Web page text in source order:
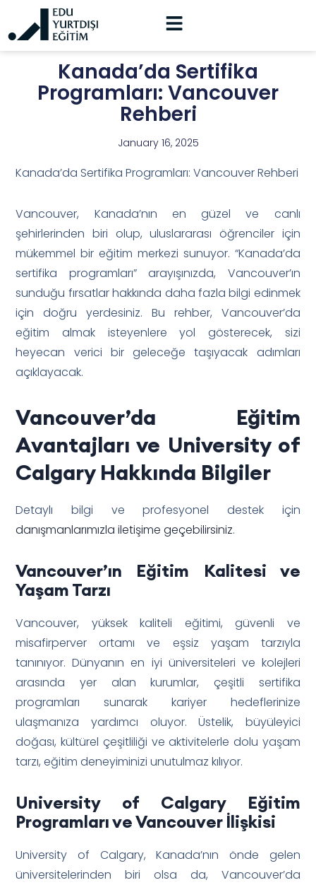
Kanada’da Sertifika
Programları: Vancouver
Rehberi
January 16, 2025
Kanada’da Sertifika Programları: Vancouver Rehberi
Vancouver, Kanada’nın en güzel ve canlı
şehirlerinden biri olup, uluslararası öğrenciler için
mükemmel bir eğitim merkezi sunuyor. “Kanada’da
sertifika programları” arayışınızda, Vancouver’ın
sunduğu fırsatlar hakkında daha fazla bilgi edinmek
için doğru yerdesiniz. Bu rehber, Vancouver’da
eğitim almak isteyenlere yol gösterecek, sizi
heyecan verici bir geleceğe taşıyacak adımları
açıklayacak.
Vancouver’da Eğitim
Avantajları ve University of
Calgary Hakkında Bilgiler
Detaylı bilgi ve profesyonel destek için
danışmanlarımızla iletişime geçebilirsiniz.
Vancouver’ın Eğitim Kalitesi ve
Yaşam Tarzı
Vancouver, yüksek kaliteli eğitimi, güvenli ve
misafirperver ortamı ve eşsiz yaşam tarzıyla
tanınıyor. Dünyanın en iyi üniversiteleri ve kolejleri
arasında yer alan kurumlar, çeşitli sertifika
programları sunarak kariyer hedeflerinize
ulaşmanıza yardımcı oluyor. Üstelik, büyüleyici
doğası, kültürel çeşitliliği ve aktivitelerle dolu yaşam
tarzı, eğitim deneyiminizi unutulmaz kılıyor.
University of Calgary Eğitim
Programları ve Vancouver İlişkisi
University of Calgary, Kanada’nın önde gelen
üniversitelerinden biri olsa da, Vancouver’da